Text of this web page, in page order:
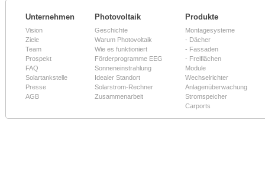
Unternehmen
Vision
Ziele
Team
Prospekt
FAQ
Solartankstelle
Presse
AGB
Photovoltaik
Geschichte
Warum Photovoltaik
Wie es funktioniert
Förderprogramme EEG
Sonneneinstrahlung
Idealer Standort
Solarstrom-Rechner
Zusammenarbeit
Produkte
Montagesysteme
- Dächer
- Fassaden
- Freiflächen
Module
Wechselrichter
Anlagenüberwachung
Stromspeicher
Carports